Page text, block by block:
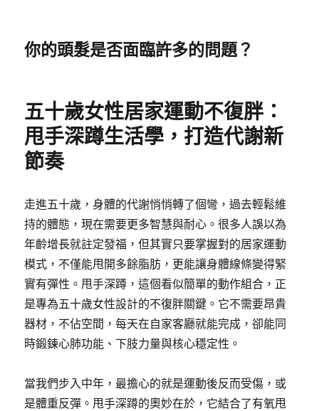
你的頭髮是否面臨許多的問題？
五十歲女性居家運動不復胖：
甩手深蹲生活學，打造代謝新
節奏
走進五十歲，身體的代謝悄悄轉了個彎，過去輕鬆維
持的體態，現在需要更多智慧與耐心。很多人誤以為
年齡增長就註定發福，但其實只要掌握對的居家運動
模式，不僅能甩開多餘脂肪，更能讓身體線條變得緊
實有彈性。甩手深蹲，這個看似簡單的動作組合，正
是專為五十歲女性設計的不復胖關鍵。它不需要昂貴
器材，不佔空間，每天在自家客廳就能完成，卻能同
時鍛鍊心肺功能、下肢力量與核心穩定性。
當我們步入中年，最擔心的就是運動後反而受傷，或
是體重反彈。甩手深蹲的奧妙在於，它結合了有氧甩